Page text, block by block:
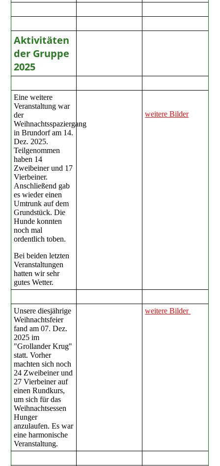
Aktivitäten
der Gruppe
2025
Eine weitere
Veranstaltung war
der
Weihnachtsspaziergang
in Brundorf am 14.
Dez. 2025.
Teilgenommen
haben 14
Zweibeiner und 17
Vierbeiner.
Anschließend gab
es wieder einen
Umtrunk auf dem
Grundstück. Die
Hunde konnten
noch mal
ordentlich toben.
Bei beiden letzten
Veranstaltungen
hatten wir sehr
gutes Wetter.
weitere Bilder
Unsere diesjährige
Weihnachtsfeier
fand am 07. Dez.
2025 im
"Grollander Krug"
statt. Vorher
machten sich noch
24 Zweibeiner und
27 Vierbeiner auf
einen Rundkurs,
um sich für das
Weihnachtsessen
Hunger
anzulaufen. Es war
eine harmonische
Veranstaltung.
weitere Bilder